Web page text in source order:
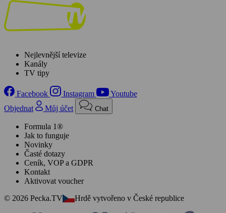
Nejlevnější televize
Kanály
TV tipy
Facebook Instagram
Youtube
Objednat
Můj účet Chat
Formula 1®
Jak to funguje
Novinky
Časté dotazy
Ceník, VOP a GDPR
Kontakt
Aktivovat voucher
© 2026 Pecka.TV
Hrdě vytvořeno v České republice